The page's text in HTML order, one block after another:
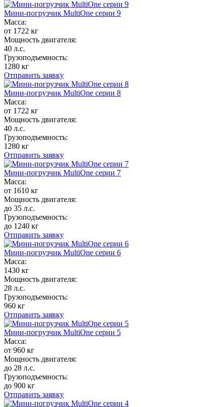
Мини-погрузчик MultiОne серии 9
Масса:
от 1722 кг
Мощность двигателя:
40 л.с.
Грузоподъемность:
1280 кг
Отправить заявку
Мини-погрузчик MultiОne серии 8
Масса:
от 1722 кг
Мощность двигателя:
40 л.с.
Грузоподъемность:
1280 кг
Отправить заявку
Мини-погрузчик MultiОne серии 7
Масса:
от 1610 кг
Мощность двигателя:
до 35 л.с.
Грузоподъемность:
до 1240 кг
Отправить заявку
Мини-погрузчик MultiОne серии 6
Масса:
1430 кг
Мощность двигателя:
28 л.с.
Грузоподъемность:
960 кг
Отправить заявку
Мини-погрузчик MultiОne серии 5
Масса:
от 960 кг
Мощность двигателя:
до 28 л.с.
Грузоподъемность:
до 900 кг
Отправить заявку